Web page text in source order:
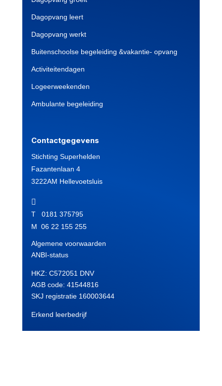
Dagopvang leert
Dagopvang werkt
Buitenschoolse begeleiding &vakantie- opvang
Activiteitendagen
Logeerweekenden
Ambulante begeleiding
Contactgegevens
Stichting Superhelden
Fazantenlaan 4
3222AM Hellevoetsluis

T 0181 375795
M 06 22 155 255
Algemene voorwaarden
ANBI-status
HKZ: C572051 DNV
AGB code: 41544816
SKJ registratie 160003644
Erkend leerbedrijf